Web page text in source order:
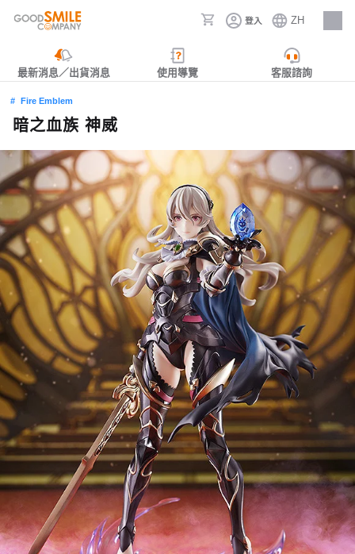
登入 ZH
人才招募
最新消息／出貨消息 使用導覽 客服諮詢
Fire Emblem
暗之血族 神威